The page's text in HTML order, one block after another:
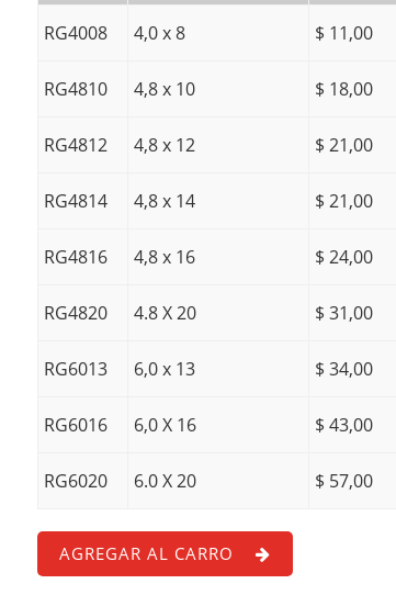
RG4008 4,0 x 8 $ 11,00
RG4810 4,8 x 10 $ 18,00
RG4812 4,8 x 12 $ 21,00
RG4814 4,8 x 14 $ 21,00
RG4816 4,8 x 16 $ 24,00
RG4820 4.8 X 20 $ 31,00
RG6013 6,0 x 13 $ 34,00
RG6016 6,0 X 16 $ 43,00
RG6020 6.0 X 20 $ 57,00
AGREGAR AL CARRO